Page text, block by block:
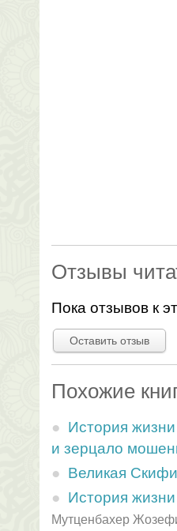
Отзывы
Пока отзывов к
Оставить отзыв
Похожие
История
и зерцало
Великая
История
Мутценбахер